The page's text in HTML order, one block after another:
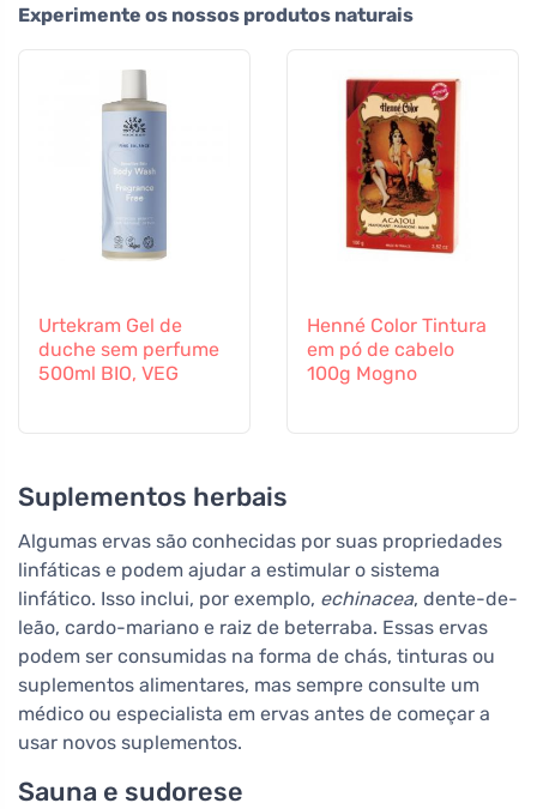
Experimente os nossos produtos naturais
Urtekram Gel de
duche sem perfume
500ml BIO, VEG
Henné Color Tintura
em pó de cabelo
100g Mogno
Suplementos herbais
Algumas ervas são conhecidas por suas propriedades
linfáticas e podem ajudar a estimular o sistema
linfático. Isso inclui, por exemplo, echinacea, dente-de-
leão, cardo-mariano e raiz de beterraba. Essas ervas
podem ser consumidas na forma de chás, tinturas ou
suplementos alimentares, mas sempre consulte um
médico ou especialista em ervas antes de começar a
usar novos suplementos.
Sauna e sudorese